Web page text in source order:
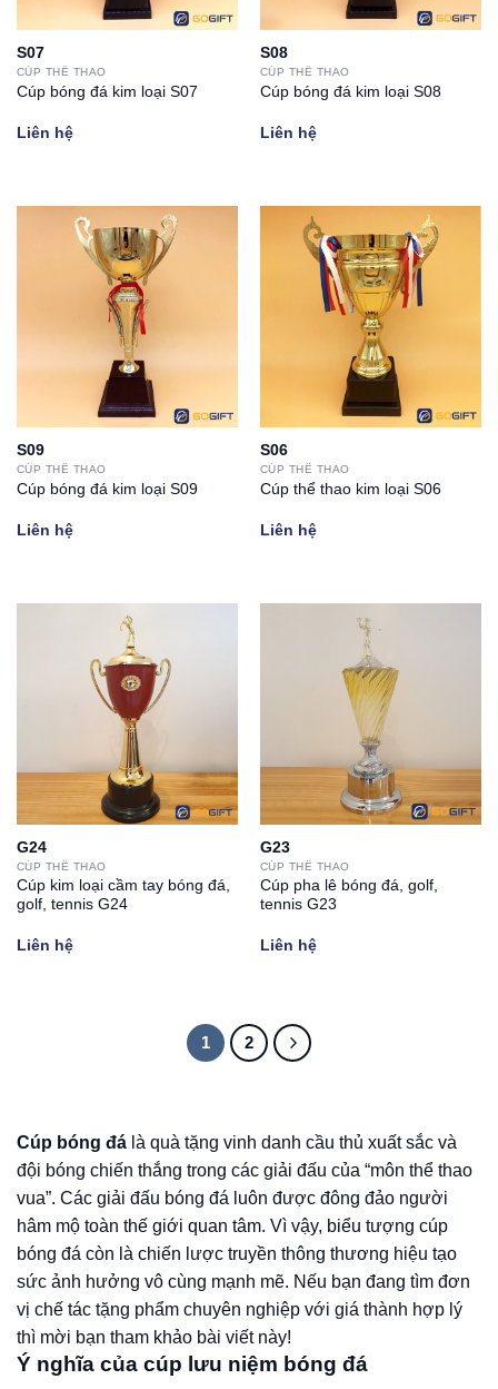
S07
CÚP THỂ THAO
Cúp bóng đá kim loại S07
Liên hệ
S08
CÚP THỂ THAO
Cúp bóng đá kim loại S08
Liên hệ
S09
CÚP THỂ THAO
Cúp bóng đá kim loại S09
Liên hệ
S06
CÚP THỂ THAO
Cúp thể thao kim loại S06
Liên hệ
G24
CÚP THỂ THAO
Cúp kim loại cầm tay bóng đá,
golf, tennis G24
Liên hệ
G23
CÚP THỂ THAO
Cúp pha lê bóng đá, golf,
tennis G23
Liên hệ
1 2
Cúp bóng đá là quà tặng vinh danh cầu thủ xuất sắc và
đội bóng chiến thắng trong các giải đấu của “môn thể thao
vua”. Các giải đấu bóng đá luôn được đông đảo người
hâm mộ toàn thế giới quan tâm. Vì vậy, biểu tượng cúp
bóng đá còn là chiến lược truyền thông thương hiệu tạo
sức ảnh hưởng vô cùng mạnh mẽ. Nếu bạn đang tìm đơn
vị chế tác tặng phẩm chuyên nghiệp với giá thành hợp lý
thì mời bạn tham khảo bài viết này!
Ý nghĩa của cúp lưu niệm bóng đá